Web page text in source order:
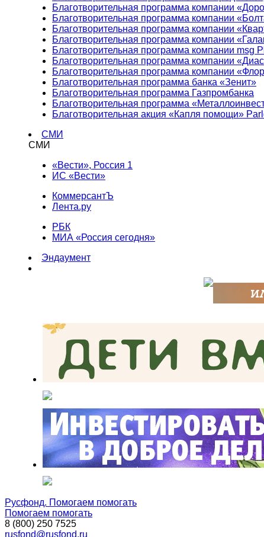
Благотворительная программа компании
Благотворительная программа компании
Благотворительная программа компании
Благотворительная программа компании
Благотворительная программа компании msg
Благотворительная программа компании
Благотворительная программа компании
Благотворительная программа банка «Зенит»
Благотворительная программа Газпромбанка
Благотворительная программа
Благотворительная акция «Капля помощи»
СМИ
СМИ
«Вести», Россия 1
ИС «Вести»
КоммерсантЪ
Лента.ру
РБК
МИА «Россия сегодня»
Эндаумент
Русфонд. Помогаем помогать
Помогаем помогать
8 (800) 250 7525
rusfond@rusfond.ru